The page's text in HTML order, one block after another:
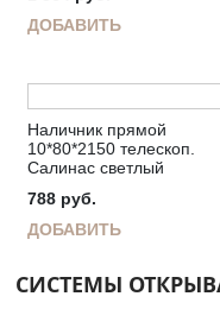
ДОБАВИТЬ
Наличник прямой
10*80*2150 телескоп.
Салинас светлый
788 руб.
ДОБАВИТЬ
СИСТЕМЫ